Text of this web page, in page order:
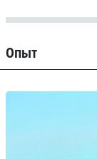
Опыт